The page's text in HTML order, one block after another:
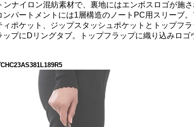
ナイロン混紡素材で、裏地にはエンボスロゴが施
パートメントには1層構造のノートPC用スリーブ
ポケット、ジップスタッシュポケットとトップフ
プにDリングタブ。トップフラップに織り込みロ